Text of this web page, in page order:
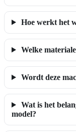
Hoe werkt het
Welke
Wordt deze
Wat is het
model?